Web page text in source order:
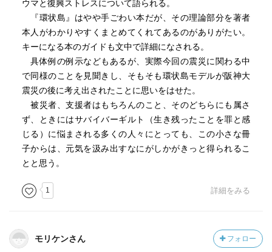
ウマと復興ストレスについて語られる。
『環状島』はやや手ごわい本だが、その理論部分を著者
本人がわかりやすくまとめてくれてあるのがありがたい。
キーになる本のガイドも文中で詳細になされる。
具体例の例示などもあるが、実際今回の震災に関わる中
で同様のことを見聞きし、そもそも環状島モデルが阪神大
震災の後に考え出されたことに思いをはせた。
被災者、支援者はもちろんのこと、そのどちらにも属さ
ず、ときにはサバイバーギルト（生き残ったことを罪と感
じる）に悩まされる多くの人々にとっても、この小さな冊
子からは、元気を汲み出すなにがしかがきっと得られるこ
とと思う。
1 詳細をみる
モリケンさん フォロー